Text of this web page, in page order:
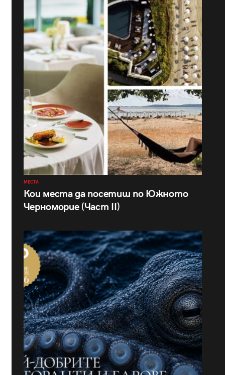
МЕСТА
Кои места да посетиш по Южното
Черноморие (Част II)